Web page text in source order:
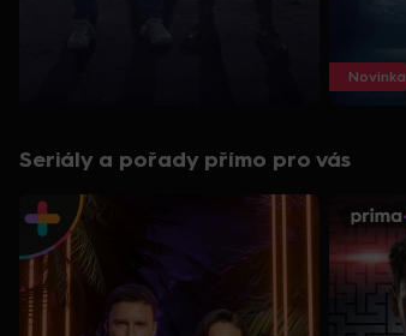
Novinka
Seriály a pořady přímo pro vás